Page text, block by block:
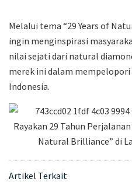
Melalui tema “29 Years of
ingin menginspirasi
nilai sejati dari natural
merek ini dalam
Indonesia.
Artikel Terkait